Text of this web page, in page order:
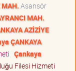
MAH. Asansör
MAH.
AZİZİYE
ÇANKAYA
Çankaya
Filesi Hizmeti